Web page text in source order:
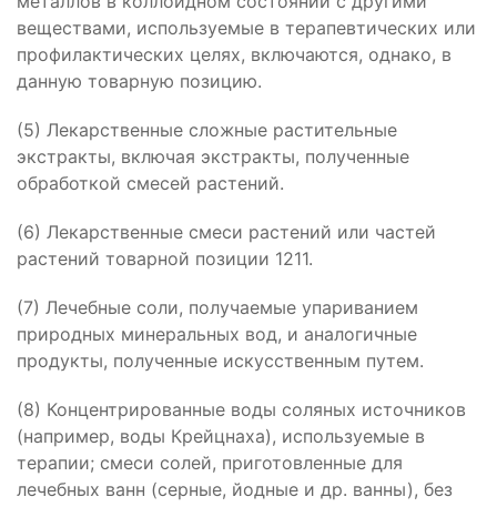
веществами, используемые в терапевтических или
профилактических целях, включаются, однако, в
данную товарную позицию.
(5) Лекарственные сложные растительные
экстракты, включая экстракты, полученные
обработкой смесей растений.
(6) Лекарственные смеси растений или частей
растений товарной позиции 1211.
(7) Лечебные соли, получаемые упариванием
природных минеральных вод, и аналогичные
продукты, полученные искусственным путем.
(8) Концентрированные воды соляных источников
(например, воды Крейцнаха), используемые в
терапии; смеси солей, приготовленные для
лечебных ванн (серные, йодные и др. ванны), без